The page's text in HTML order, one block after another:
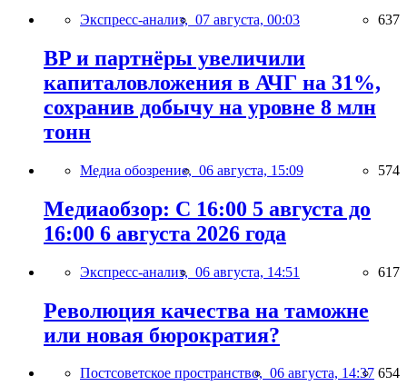
Экспресс-анализ, 07 августа, 00:03 637
BP и партнёры увеличили
капиталовложения в АЧГ на 31%,
сохранив добычу на уровне 8 млн
тонн
Медиа обозрение, 06 августа, 15:09 574
Медиаобзор: С 16:00 5 августа до
16:00 6 августа 2026 года
Экспресс-анализ, 06 августа, 14:51 617
Революция качества на таможне
или новая бюрократия?
Постсоветское пространство, 06 августа, 14:37 654